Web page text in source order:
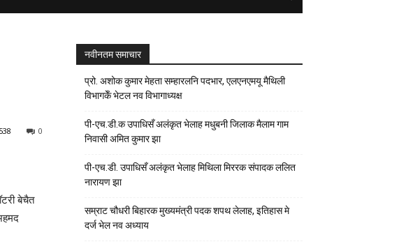
0
538
बेचैत
नवीनतम समाचार
प्रो. अशोक कुमार मेहता सम्हारलनि पदभार, एलएनएमयू मैथिली
विभागकेँ भेटल नव विभागाध्यक्ष
पी-एच.डी.क उपाधिसँ अलंकृत भेलाह मधुबनी जिलाक मैलाम गाम
निवासी अमित कुमार झा
पी-एच.डी. उपाधिसँ अलंकृत भेलाह मिथिला मिररक संपादक ललित
नारायण झा
सम्राट चौधरी बिहारक मुख्यमंत्री पदक शपथ लेलाह, इतिहास मे
दर्ज भेल नव अध्याय